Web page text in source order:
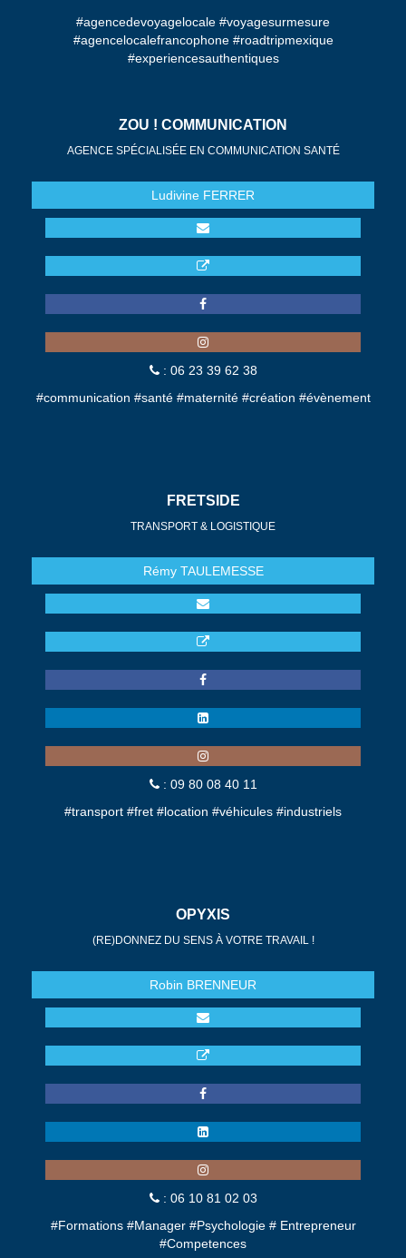
#agencedevoyagelocale #voyagesurmesure
#agencelocalefrancophone #roadtripmexique
#experiencesauthentiques
ZOU ! COMMUNICATION
AGENCE SPÉCIALISÉE EN COMMUNICATION SANTÉ
Ludivine FERRER
: 06 23 39 62 38
#communication #santé #maternité #création #évènement
FRETSIDE
TRANSPORT & LOGISTIQUE
Rémy TAULEMESSE
: 09 80 08 40 11
#transport #fret #location #véhicules #industriels
OPYXIS
(RE)DONNEZ DU SENS À VOTRE TRAVAIL !
Robin BRENNEUR
: 06 10 81 02 03
#Formations #Manager #Psychologie # Entrepreneur
#Competences